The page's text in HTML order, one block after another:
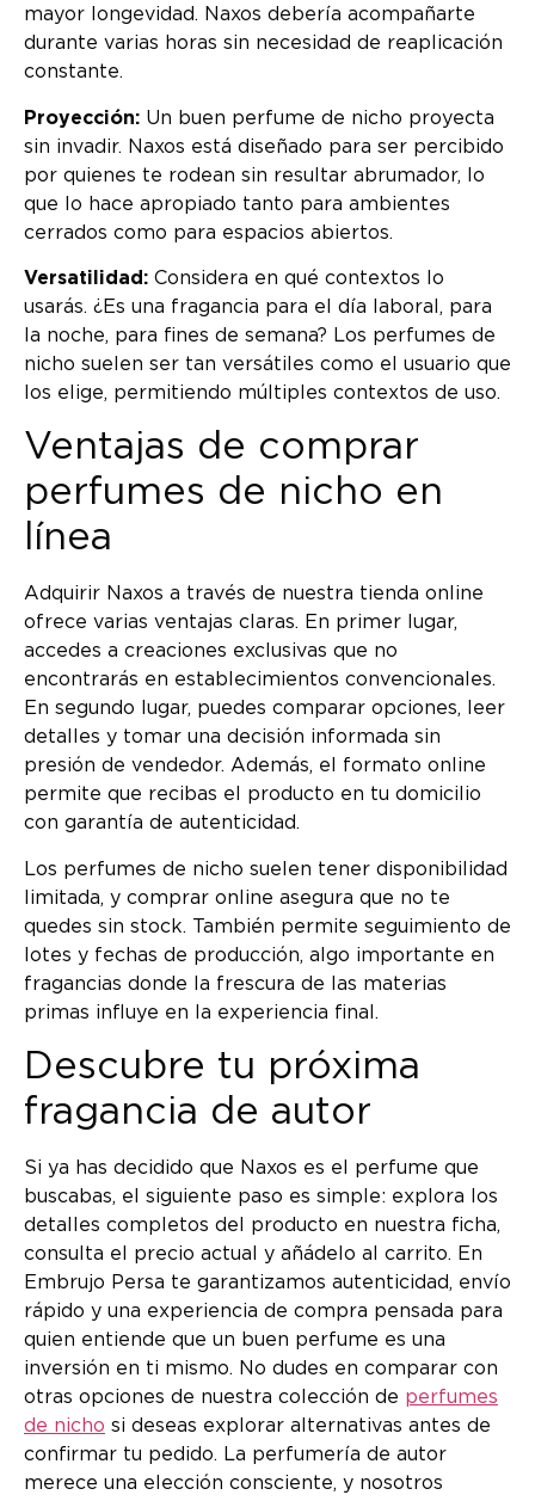
mayor longevidad. Naxos debería acompañarte
durante varias horas sin necesidad de reaplicación
constante.
Proyección: Un buen perfume de nicho proyecta
sin invadir. Naxos está diseñado para ser percibido
por quienes te rodean sin resultar abrumador, lo
que lo hace apropiado tanto para ambientes
cerrados como para espacios abiertos.
Versatilidad: Considera en qué contextos lo
usarás. ¿Es una fragancia para el día laboral, para
la noche, para fines de semana? Los perfumes de
nicho suelen ser tan versátiles como el usuario que
los elige, permitiendo múltiples contextos de uso.
Ventajas de comprar
perfumes de nicho en
línea
Adquirir Naxos a través de nuestra tienda online
ofrece varias ventajas claras. En primer lugar,
accedes a creaciones exclusivas que no
encontrarás en establecimientos convencionales.
En segundo lugar, puedes comparar opciones, leer
detalles y tomar una decisión informada sin
presión de vendedor. Además, el formato online
permite que recibas el producto en tu domicilio
con garantía de autenticidad.
Los perfumes de nicho suelen tener disponibilidad
limitada, y comprar online asegura que no te
quedes sin stock. También permite seguimiento de
lotes y fechas de producción, algo importante en
fragancias donde la frescura de las materias
primas influye en la experiencia final.
Descubre tu próxima
fragancia de autor
Si ya has decidido que Naxos es el perfume que
buscabas, el siguiente paso es simple: explora los
detalles completos del producto en nuestra ficha,
consulta el precio actual y añádelo al carrito. En
Embrujo Persa te garantizamos autenticidad, envío
rápido y una experiencia de compra pensada para
quien entiende que un buen perfume es una
inversión en ti mismo. No dudes en comparar con
otras opciones de nuestra colección de perfumes
de nicho si deseas explorar alternativas antes de
confirmar tu pedido. La perfumería de autor
merece una elección consciente, y nosotros